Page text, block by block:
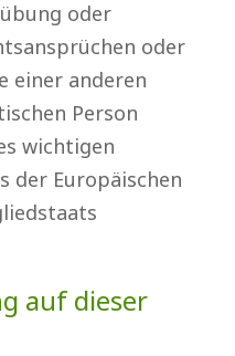
oder
oder
einer anderen
Person
wichtigen
der Europäischen
auf dieser